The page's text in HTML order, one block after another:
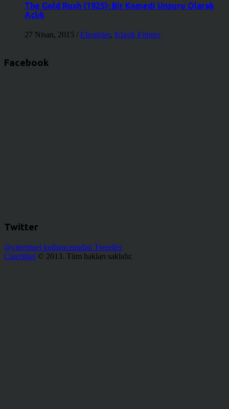
The Gold Rush (1925): Bir Komedi Unsuru Olarak
Açlık
27 Nisan, 2015 / Eleştiriler, Klasik Filmler
Facebook
Twitter
@cinerituel kullanıcısından Tweetler
Cineritüel © 2013. Tüm hakları saklıdır.